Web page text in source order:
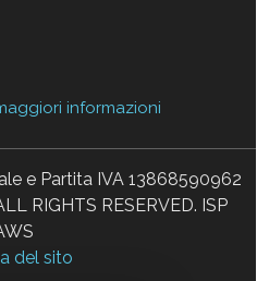
informazioni
e Partita IVA 13868590962
RIGHTS RESERVED. ISP
del sito